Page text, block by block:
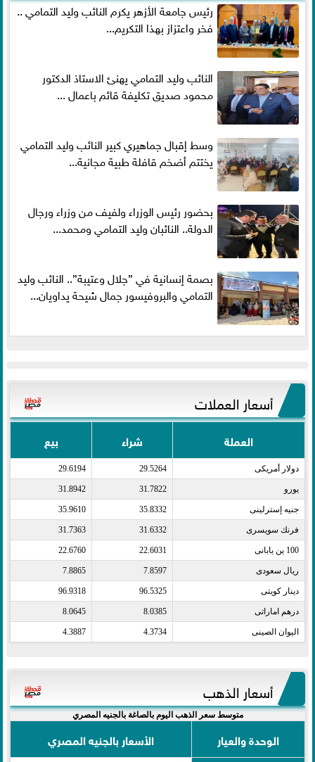
رئيس جامعة الأزهر يكرم النائب وليد التمامي ..
فخر واعتزاز بهذا التكريم...
النائب وليد التمامي يهنئ الاستاذ الدكتور
محمود صديق تكليفة قائم باعمال ...
وسط إقبال جماهيري كبير النائب وليد التمامي
يختتم أضخم قافلة طبية مجانية...
بحضور رئيس الوزراء ولفيف من وزراء ورجال
الدولة.. النائبان وليد التمامي ومحمد...
بصمة إنسانية في ”جلال وعتيبة”.. النائب وليد
التمامي والبروفيسور جمال شيحة يداويان...
أسعار العملات
العملة شراء بيع
دولار أمريكى​ 29.5264
29.6194
يورو​ 31.7822
31.8942
جنيه إسترلينى​ 35.8332
35.9610
فرنك سويسرى​ 31.6332
31.7363
100 ين يابانى​ 22.6031
22.6760
ريال سعودى​ 7.8597
7.8865
دينار كويتى​ 96.5325
96.9318
درهم اماراتى​ 8.0385
8.0645
اليوان الصينى​ 4.3734
4.3887
أسعار الذهب
متوسط سعر الذهب اليوم بالصاغة بالجنيه المصري
الوحدة والعيار
الأسعار بالجنيه المصري